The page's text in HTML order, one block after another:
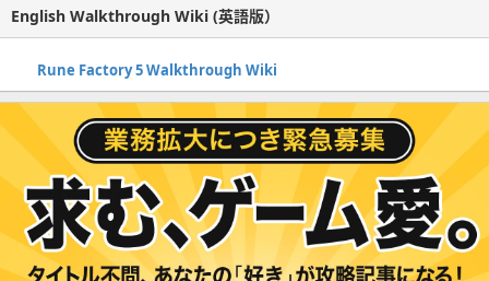
English Walkthrough Wiki (英語版）
Rune Factory 5 Walkthrough Wiki